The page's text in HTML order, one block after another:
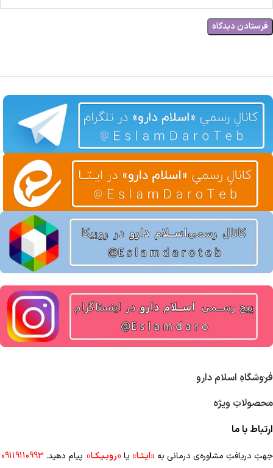
فروشگاهِ اسلام دارو
محصولاتِ ویژه
ارتباط با ما
جهتِ دریافتِ مشاوره‌ی درمانی به «ایـتـا» یا «روبـیـکـا» پیام دهید. 09119110993